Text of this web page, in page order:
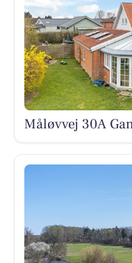
Måløvvej 30A